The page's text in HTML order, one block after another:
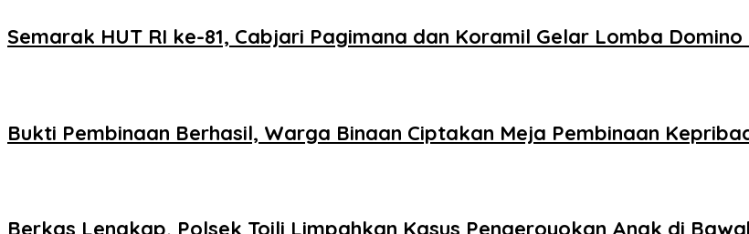
Semarak HUT RI ke-81, Cabjari Pagimana dan Koramil Gelar Lomba
Bukti Pembinaan Berhasil, Warga Binaan Ciptakan Meja Pembinaan
Berkas Lengkap, Polsek Toili Limpahkan Kasus Pengeroyokan Anak di